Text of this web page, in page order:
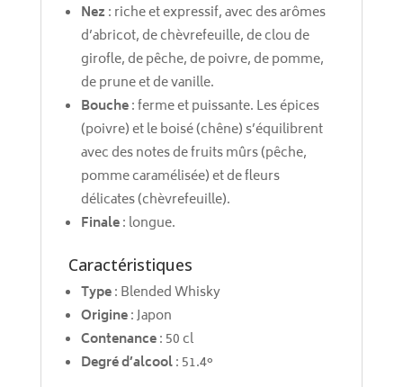
Nez : riche et expressif, avec des arômes
d’abricot, de chèvrefeuille, de clou de
girofle, de pêche, de poivre, de pomme,
de prune et de vanille.
Bouche: ferme et puissante. Les épices
(poivre) et le boisé (chêne) s’équilibrent
avec des notes de fruits mûrs (pêche,
pomme caramélisée) et de fleurs
délicates (chèvrefeuille).
Finale: longue.
Caractéristiques
Type: Blended Whisky
Origine: Japon
Contenance: 50 cl
Degré d’alcool: 51.4°